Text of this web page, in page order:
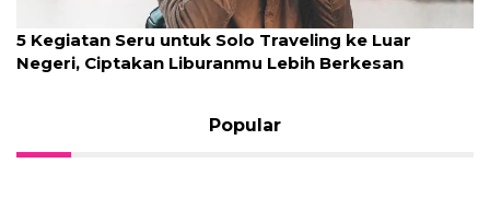
5 Kegiatan Seru untuk Solo Traveling ke Luar
Negeri, Ciptakan Liburanmu Lebih Berkesan
Popular